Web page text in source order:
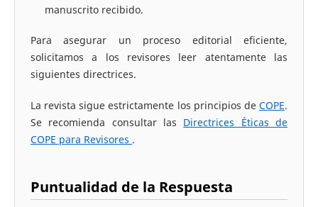
manuscrito recibido.
Para asegurar un proceso editorial eficiente,
solicitamos a los revisores leer atentamente las
siguientes directrices.
La revista sigue estrictamente los principios deCOPE.
Se recomienda consultar las Directrices Éticas de
COPE para Revisores .
Puntualidad de la Respuesta